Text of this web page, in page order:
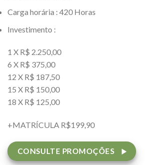
Carga horária : 420 Horas
Investimento :
1 X R$ 2.250,00
6 X R$ 375,00
12 X R$ 187,50
15 X R$ 150,00
18 X R$ 125,00
+MATRÍCULA R$199,90
CONSULTE PROMOÇÕES